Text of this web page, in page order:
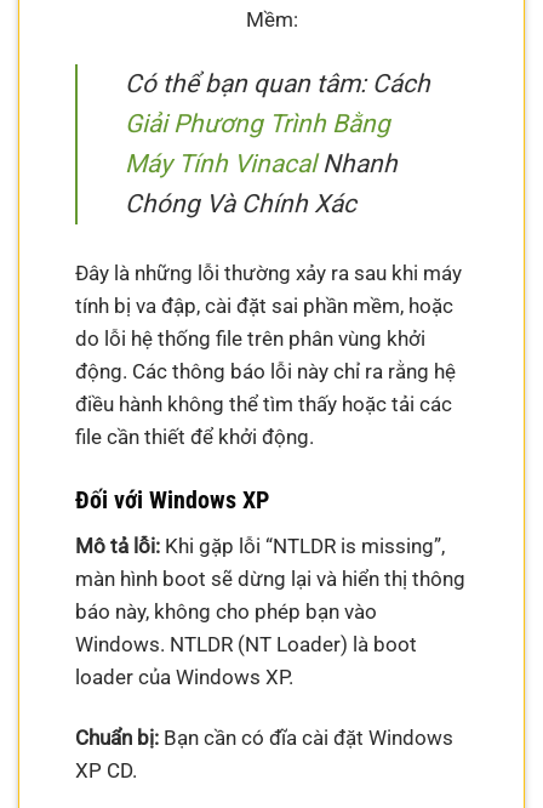
Mềm:
Có thể bạn quan tâm: Cách
Giải Phương Trình Bằng
Máy Tính VinacalNhanh
Chóng Và Chính Xác
Đây là những lỗi thường xảy ra sau khi máy
tính bị va đập, cài đặt sai phần mềm, hoặc
do lỗi hệ thống file trên phân vùng khởi
động. Các thông báo lỗi này chỉ ra rằng hệ
điều hành không thể tìm thấy hoặc tải các
file cần thiết để khởi động.
Đối với Windows XP
Mô tả lỗi: Khi gặp lỗi “NTLDR is missing”,
màn hình boot sẽ dừng lại và hiển thị thông
báo này, không cho phép bạn vào
Windows. NTLDR (NT Loader) là boot
loader của Windows XP.
Chuẩn bị: Bạn cần có đĩa cài đặt Windows
XP CD.